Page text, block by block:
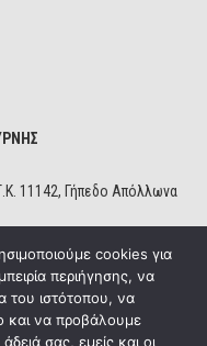
11142, Γήπεδο Απόλλωνα
cookies για
περιήγησης, να
του ιστότοπου, να
και να προβάλουμε
σας, εμείς και οι